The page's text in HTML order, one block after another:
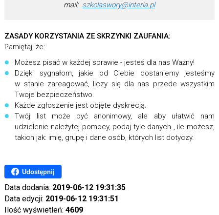
mail: szkolaswory@interia.pl
ZASADY KORZYSTANIA ZE SKRZYNKI ZAUFANIA:
Pamiętaj, że:
Możesz pisać w każdej sprawie - jesteś dla nas Ważny!
Dzięki sygnałom, jakie od Ciebie dostaniemy jesteśmy
w stanie zareagować, liczy się dla nas przede wszystkim
Twoje bezpieczeństwo.
Każde zgłoszenie jest objęte dyskrecją.
Twój list może być anonimowy, ale aby ułatwić nam
udzielenie należytej pomocy, podaj tyle danych , ile możesz,
takich jak: imię, grupę i dane osób, których list dotyczy.
Udostępnij
Data dodania: 2019-06-12 19:31:35
Data edycji: 2019-06-12 19:31:51
Ilość wyświetleń: 4609